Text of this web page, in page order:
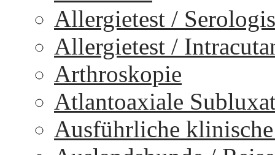
Allergietest /
Allergietest /
Arthroskopie
Atlantoaxiale
Ausführliche